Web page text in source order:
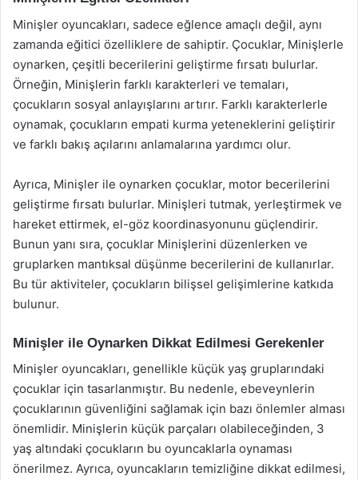
Minişler oyuncakları, sadece eğlence amaçlı değil, aynı
zamanda eğitici özelliklere de sahiptir. Çocuklar, Minişlerle
oynarken, çeşitli becerilerini geliştirme fırsatı bulurlar.
Örneğin, Minişlerin farklı karakterleri ve temaları,
çocukların sosyal anlayışlarını artırır. Farklı karakterlerle
oynamak, çocukların empati kurma yeteneklerini geliştirir
ve farklı bakış açılarını anlamalarına yardımcı olur.
Ayrıca, Minişler ile oynarken çocuklar, motor becerilerini
geliştirme fırsatı bulurlar. Minişleri tutmak, yerleştirmek ve
hareket ettirmek, el-göz koordinasyonunu güçlendirir.
Bunun yanı sıra, çocuklar Minişlerini düzenlerken ve
gruplarken mantıksal düşünme becerilerini de kullanırlar.
Bu tür aktiviteler, çocukların bilişsel gelişimlerine katkıda
bulunur.
Minişler ile Oynarken Dikkat Edilmesi Gerekenler
Minişler oyuncakları, genellikle küçük yaş gruplarındaki
çocuklar için tasarlanmıştır. Bu nedenle, ebeveynlerin
çocuklarının güvenliğini sağlamak için bazı önlemler alması
önemlidir. Minişlerin küçük parçaları olabileceğinden, 3
yaş altındaki çocukların bu oyuncaklarla oynaması
önerilmez. Ayrıca, oyuncakların temizliğine dikkat edilmesi,